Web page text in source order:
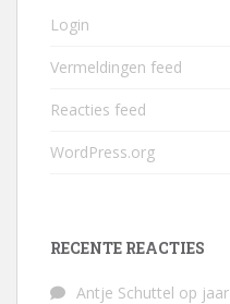
Login
Vermeldingen feed
Reacties feed
WordPress.org
RECENTE REACTIES
Antje Schuttel op